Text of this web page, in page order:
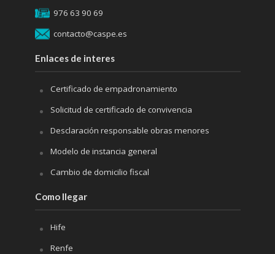
976 63 90 69
contacto@caspe.es
Enlaces de interes
Certificado de empadronamiento
Solicitud de certificado de convivencia
Desclaración responsable obras menores
Modelo de instancia general
Cambio de domicilio fiscal
Como llegar
Hife
Renfe